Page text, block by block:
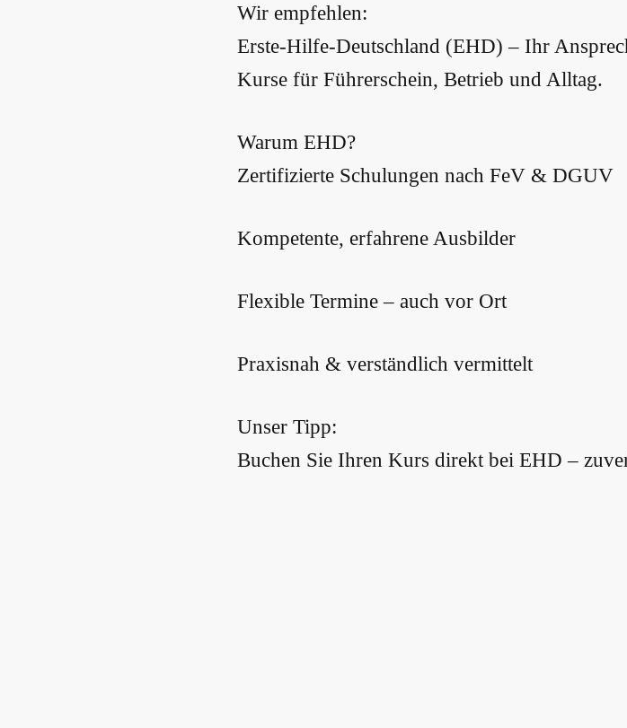
Wir empfehlen:
Erste-Hilfe-Deutschland (EHD) – Ihr
Kurse für Führerschein, Betrieb und Alltag.
Warum EHD?
Zertifizierte Schulungen nach FeV & DGUV
Kompetente, erfahrene Ausbilder
Flexible Termine – auch vor Ort
Praxisnah & verständlich vermittelt
Unser Tipp:
Buchen Sie Ihren Kurs direkt bei EHD –